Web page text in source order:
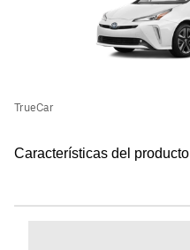
TrueCar
Características del producto